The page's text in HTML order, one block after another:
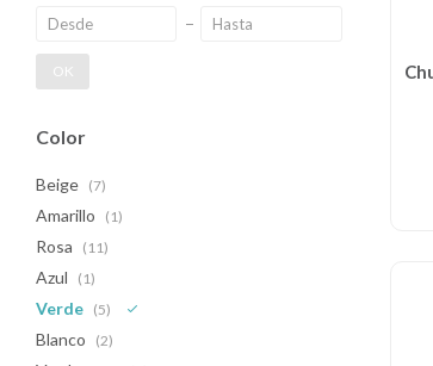
OK
Color
Beige (7)
Amarillo (1)
Rosa (11)
Azul (1)
Verde (5)
Blanco (2)